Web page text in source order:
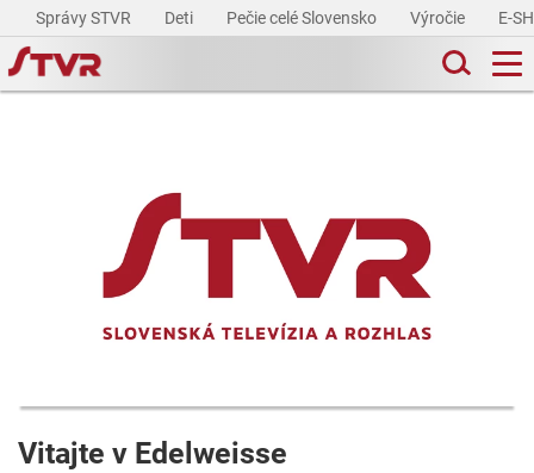
Správy STVR Deti Pečie celé Slovensko Výročie E-
Vitajte v Edelweisse